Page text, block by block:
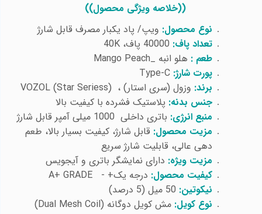
))خلاصه ویژگی محصول))
نوع محصول: ویپ/ پاد یکبار مصرف قابل شارژ
تعداد پاف: 40000 پاف،
40K
طعم : هلو انبه _Mango Peach
پورت شارژ: Type-C
برند: وزول (سری استار) ، VOZOL (Star Seriess)
جنس بدنه: پلاستیک فشرده با کیفیت بالا
منبع انرژی: باتری داخلی 1000 میلی آمپر قابل شارژ
مزیت محصول: قابل شارژ، کیفیت بسیار بالا، طعم
دهی عالی، قابلیت شارژ سریع
مزیت ویژه: دارای نمایشگر باتری و آیجویس
کیفیت محصول: درجه یک+ - A+ GRADE
نیکوتین: 50 میل (5 درصد)
نوع کویل: مش کویل دوگانه (Dual Mesh Coil
)